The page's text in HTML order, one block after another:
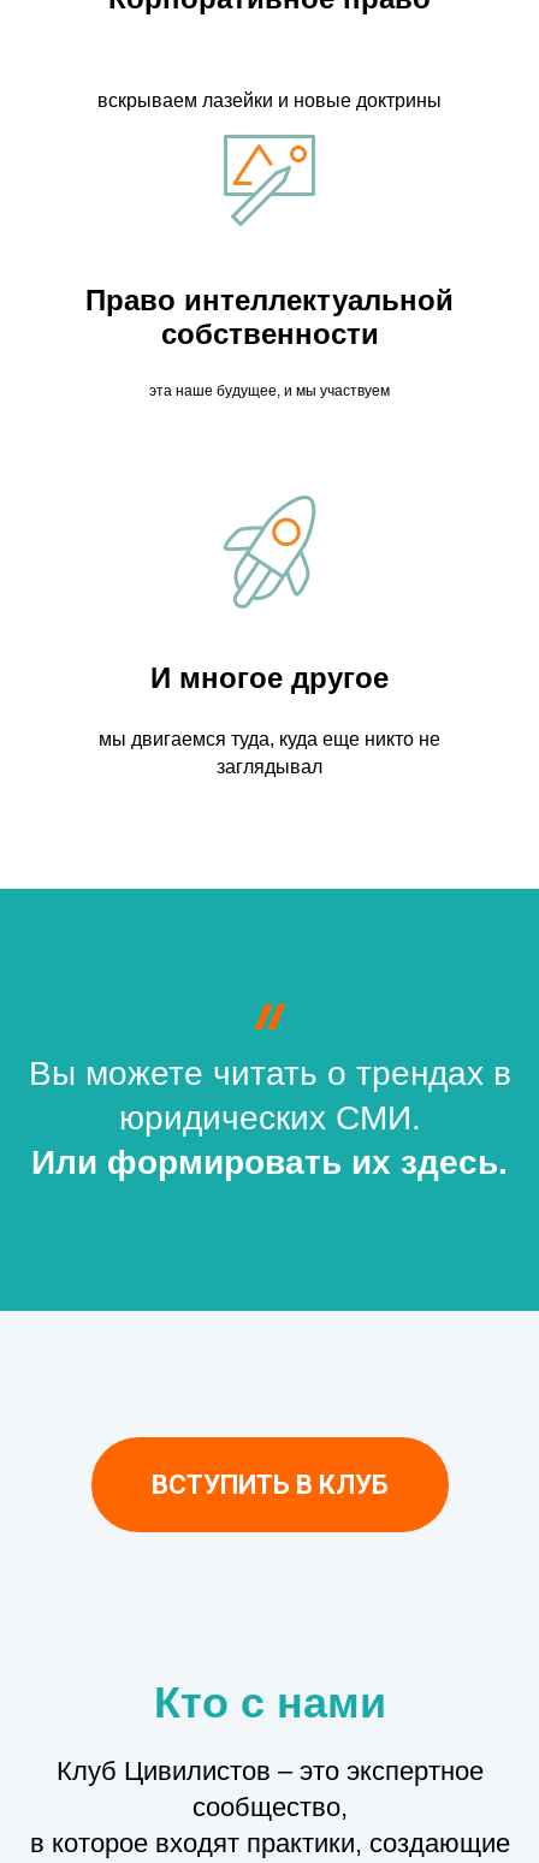
вскрываем лазейки и новые доктрины
Право интеллектуальной
собственности
эта наше будущее, и мы участвуем
И многое другое
мы двигаемся туда, куда еще никто не
заглядывал
Вы можете читать о трендах в
юридических СМИ.
Или формировать их здесь.
ВСТУПИТЬ В КЛУБ
Кто с нами
Клуб Цивилистов – это экспертное
сообщество,
в которое входят практики, создающие